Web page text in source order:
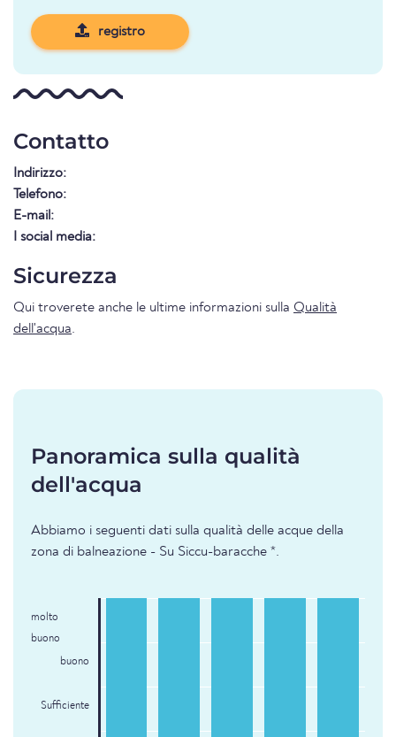
registro
Contatto
Indirizzo:
Telefono:
E-mail:
I social media:
Sicurezza
Qui troverete anche le ultime informazioni sulla Qualità
dell'acqua.
Panoramica sulla qualità
dell'acqua
Abbiamo i seguenti dati sulla qualità delle acque della
zona di balneazione - Su Siccu-baracche *.
molto
buono
buono
Sufficiente